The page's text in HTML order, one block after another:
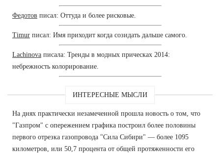
Федотов писал: Оттуда и более рисковые.
Timur писал: Имя приходит когда созидать дальше самого.
Lachinova писала: Тренды в модных прическах 2014:
небрежность колорирование.
ИНТЕРЕСНЫЕ МЫСЛИ
На днях практически незамеченной прошла новость о том, что
"Газпром" с опережением графика построил более половины
первого отрезка газопровода "Сила Сибири" — более 1095
километров, или 50,7 процента от общей протяженности его